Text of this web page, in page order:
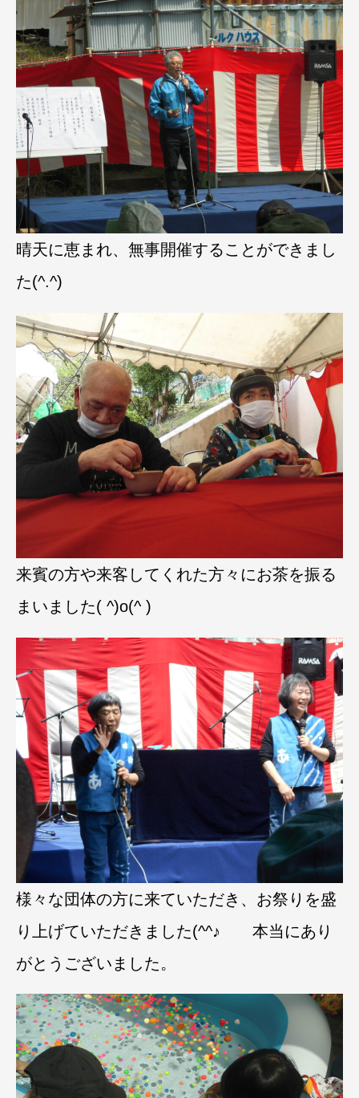
晴天に恵まれ、無事開催することができまし
た(^.^)
来賓の方や来客してくれた方々にお茶を振る
まいました( ^)o(^ )
様々な団体の方に来ていただき、お祭りを盛
り上げていただきました(^^♪ 本当にあり
がとうございました。